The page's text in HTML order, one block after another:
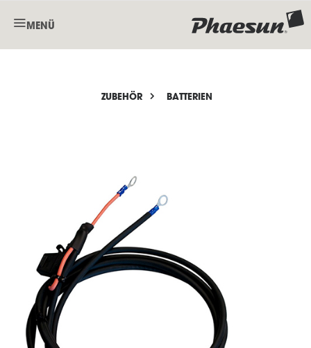
MENÜ
ZUBEHÖR BATTERIEN